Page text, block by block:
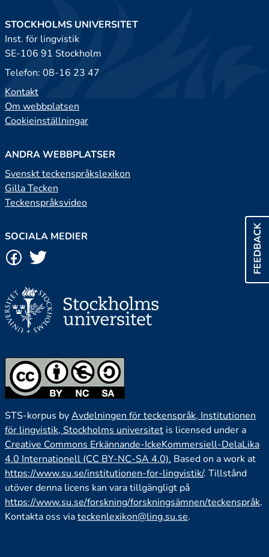
FEEDBACK
STOCKHOLMS UNIVERSITET
Inst. för lingvistik
SE-106 91 Stockholm
Telefon: 08-16 23 47
Kontakt
Om webbplatsen
Cookieinställningar
ANDRA WEBBPLATSER
Svenskt teckenspråkslexikon
Gilla Tecken
Teckenspråksvideo
SOCIALA MEDIER
STS-korpus byAvdelningen för teckenspråk, Institutionen
för lingvistik, Stockholms universitet is licensed under a
Creative Commons Erkännande-IckeKommersiell-DelaLika
4.0 Internationell (CC BY-NC-SA 4.0). Based on a work at
https://www.su.se/institutionen-for-lingvistik/. Tillstånd
utöver denna licens kan vara tillgängligt på
https://www.su.se/forskning/forskningsämnen/teckenspråk.
Kontakta oss viateckenlexikon@ling.su.se.